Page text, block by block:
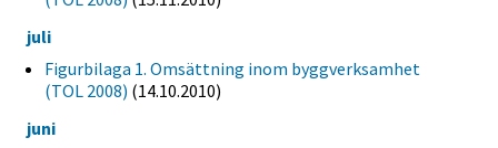
juli
Figurbilaga 1. Omsättning inom byggverksamhet
(TOL 2008) (14.10.2010)
juni